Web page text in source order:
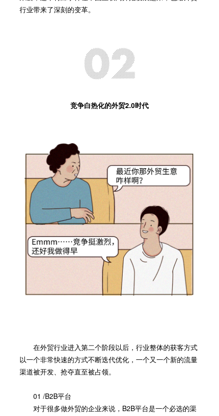
行业带来了深刻的变革。
竞争白热化的外贸2.0时代
在外贸行业进入第二个阶段以后，行业整体的获客方式
以一个非常快速的方式不断迭代优化，一个又一个新的流量
渠道被开发、抢夺直至被占领。
01 /B2B平台
对于很多做外贸的企业来说，B2B平台是一个必选的渠